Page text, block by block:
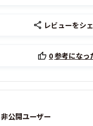
レビューをシ
0参考になっ
非公開ユーザー